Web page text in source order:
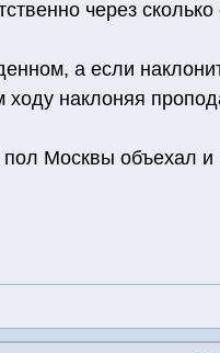
через сколько
а если
наклоняя
пол Москвы объехал